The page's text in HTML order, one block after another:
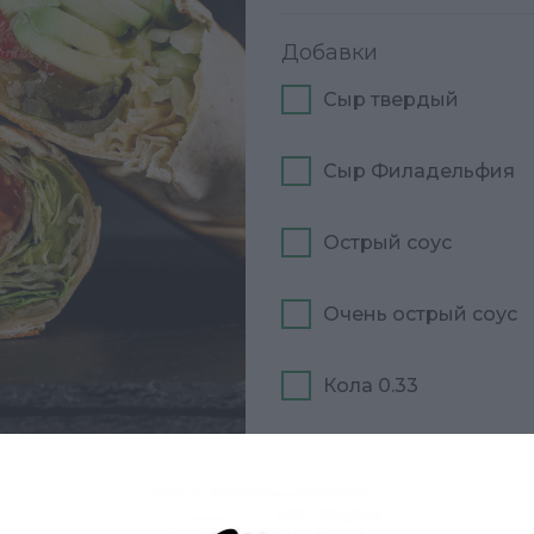
Добавки
Сыр твердый
Сыр Филадельфия
Острый соус
Очень острый соус
Кола 0.33